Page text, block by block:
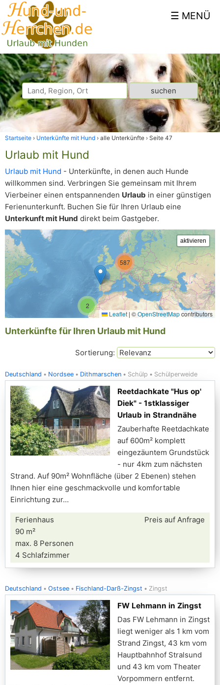
Startseite Unterkünfte mit Hund alle Unterkünfte Seite 47
Urlaub mit Hund
Urlaub mit Hund - Unterkünfte, in denen auch Hunde
willkommen sind. Verbringen Sie gemeinsam mit Ihrem
Vierbeiner einen entspannenden Urlaub in einer günstigen
Ferienunterkunft. Buchen Sie für Ihren Urlaub eine
Unterkunft mit Hund direkt beim Gastgeber.
2
587
Leaflet | ©OpenStreetMapcontributors
Unterkünfte für Ihren Urlaub mit Hund
Sortierung:
Deutschland Nordsee Dithmarschen Schülp Schülperweide
Reetdachkate "Hus op'
Diek" - 1stklassiger
Urlaub in Strandnähe
Zauberhafte Reetdachkate
auf 600m² komplett
eingezäuntem Grundstück
- nur 4km zum nächsten
Strand. Auf 90m² Wohnfläche (über 2 Ebenen) stehen
Ihnen hier eine geschmackvolle und komfortable
Einrichtung zur
Ferienhaus
90 m²
max. 8 Personen
4 Schlafzimmer
Preis auf Anfrage
Deutschland Ostsee Fischland-Darß-Zingst Zingst
FW Lehmann in Zingst
Das FW Lehmann in Zingst
liegt weniger als 1 km vom
Strand Zingst, 43 km vom
Hauptbahnhof Stralsund
und 43 km vom Theater
Vorpommern entfernt.